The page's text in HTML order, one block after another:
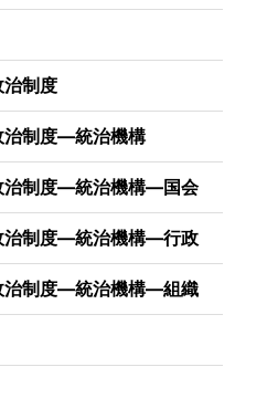
制度
制度―統治機構
制度―統治機構―国会
制度―統治機構―行政
制度―統治機構―組織